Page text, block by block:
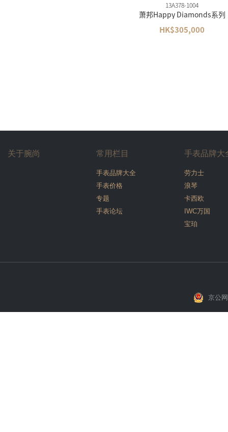
13A378-1004
萧邦Happy Diamonds系列
HK$305,000
关于腕尚 常用栏目
手表品牌大全
手表价格
专题
手表论坛
手表品牌大
劳力士
浪琴
卡西欧
IWC万国
宝珀
京公